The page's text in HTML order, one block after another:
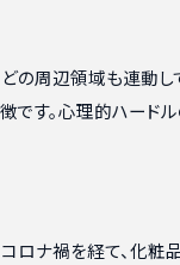
どの周辺領域も連動し
です。心理的ハード
ロナ禍を経て、化粧